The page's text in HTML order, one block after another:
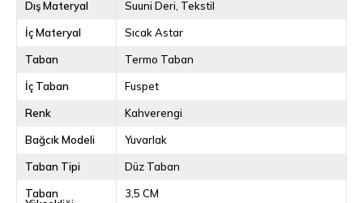
Dış Materyal Suuni Deri Tekstil
İç Materyal Sıcak Astar
Taban Termo Taban
İç Taban Fuspet
Renk Kahverengi
Bağcık Modeli Yuvarlak
Taban Tipi Düz Taban
Taban
3,5 CM